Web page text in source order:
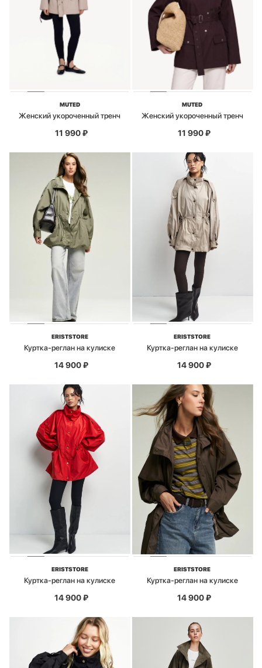
MUTED
Женский укороченный тренч
11 990₽
MUTED
Женский укороченный тренч
11 990₽
ERISTSTORE
Куртка-реглан на кулиске
14 900₽
ERISTSTORE
Куртка-реглан на кулиске
14 900₽
ERISTSTORE
Куртка-реглан на кулиске
14 900₽
ERISTSTORE
Куртка-реглан на кулиске
14 900₽